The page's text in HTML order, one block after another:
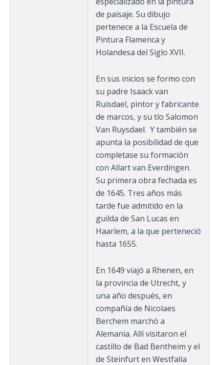
de paisaje. Su dibujo
pertenece a la Escuela de
Pintura Flamenca y
Holandesa del Siglo XVII.
En sus inicios se formo con
su padre Isaack van
Ruisdael, pintor y fabricante
de marcos, y su tío Salomon
Van Ruysdael. Y también se
apunta la posibilidad de que
completase su formación
con Allart van Everdingen.
Su primera obra fechada es
de 1645. Tres años más
tarde fue admitido en la
guilda de San Lucas en
Haarlem, a la que perteneció
hasta 1655.
En 1649 viajó a Rhenen, en
la provincia de Utrecht, y
una año después, en
compañía de Nicolaes
Berchem marchó a
Alemania. Allí visitaron el
castillo de Bad Bentheim y el
de Steinfurt en Westfalia